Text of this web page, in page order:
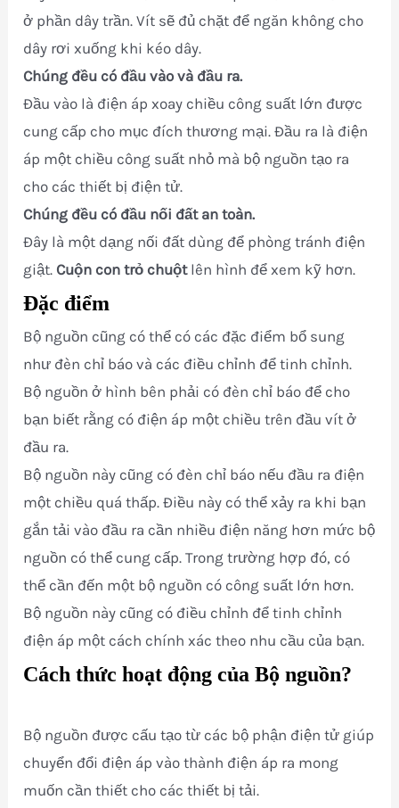
ở phần dây trần. Vít sẽ đủ chặt để ngăn không cho
dây rơi xuống khi kéo dây.
Chúng đều có đầu vào và đầu ra.
Đầu vào là điện áp xoay chiều công suất lớn được
cung cấp cho mục đích thương mại. Đầu ra là điện
áp một chiều công suất nhỏ mà bộ nguồn tạo ra
cho các thiết bị điện tử.
Chúng đều có đầu nối đất an toàn.
Đây là một dạng nối đất dùng để phòng tránh điện
giật. Cuộn con trỏ chuộtlên hình để xem kỹ hơn.
Đặc điểm
Bộ nguồn cũng có thể có các đặc điểm bổ sung
như đèn chỉ báo và các điều chỉnh để tinh chỉnh.
Bộ nguồn ở hình bên phải có đèn chỉ báo để cho
bạn biết rằng có điện áp một chiều trên đầu vít ở
đầu ra.
Bộ nguồn này cũng có đèn chỉ báo nếu đầu ra điện
một chiều quá thấp. Điều này có thể xảy ra khi bạn
gắn tải vào đầu ra cần nhiều điện năng hơn mức bộ
nguồn có thể cung cấp. Trong trường hợp đó, có
thể cần đến một bộ nguồn có công suất lớn hơn.
Bộ nguồn này cũng có điều chỉnh để tinh chỉnh
điện áp một cách chính xác theo nhu cầu của bạn.
Cách thức hoạt động của Bộ nguồn?
Bộ nguồn được cấu tạo từ các bộ phận điện tử giúp
chuyển đổi điện áp vào thành điện áp ra mong
muốn cần thiết cho các thiết bị tải.